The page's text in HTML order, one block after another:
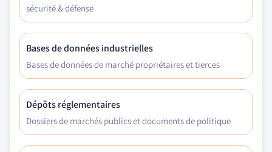
sécurité & défense
Bases de données industrielles
Bases de données de marché propriétaires et tierces
Dépôts réglementaires
Dossiers de marchés publics et documents de politique